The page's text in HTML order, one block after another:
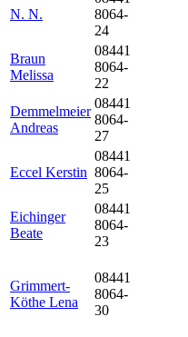
N. N.
8064-
24
Braun
Melissa
08441
8064-
22
Demmelmeier
Andreas
08441
8064-
27
Eccel Kerstin
08441
8064-
25
Eichinger
Beate
08441
8064-
23
Grimmert-
Köthe Lena
08441
8064-
30